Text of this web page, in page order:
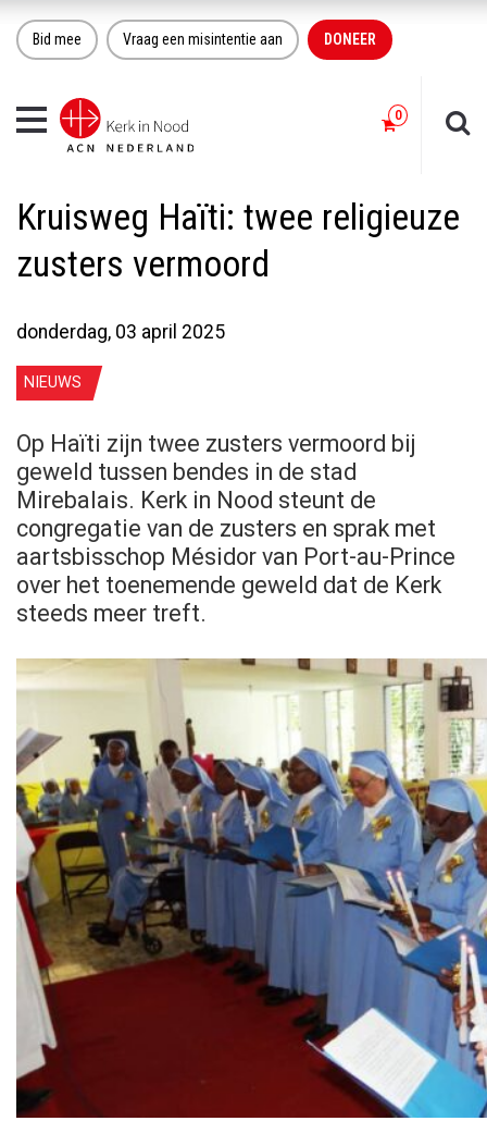
Bid mee Vraag een misintentie aan DONEER
Toggle
navigation
Kruisweg Haïti: twee religieuze
zusters vermoord
donderdag, 03 april 2025
NIEUWS
Op Haïti zijn twee zusters vermoord bij
geweld tussen bendes in de stad
Mirebalais. Kerk in Nood steunt de
congregatie van de zusters en sprak met
aartsbisschop Mésidor van Port-au-Prince
over het toenemende geweld dat de Kerk
steeds meer treft.